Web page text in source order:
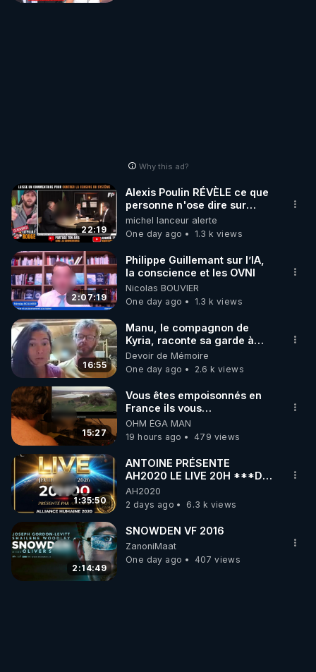
Why this ad?
22:19
Alexis Poulin RÉVÈLE ce que
personne n'ose dire sur
l'Union européenne (C'est
explosif)
michel lanceur alerte
One day ago
1.3 k views
2:07:19
Philippe Guillemant sur l’IA,
la conscience et les OVNI
Nicolas BOUVIER
One day ago
1.3 k views
16:55
Manu, le compagnon de
Kyria, raconte sa garde à
vue musclée. PARTAGEZ!
Devoir de Mémoire
One day ago
2.6 k views
15:27
Vous êtes empoisonnés en
France ils vous
empoisonnent tranquille
OHM ÉGA MAN
19 hours ago
479 views
1:35:50
ANTOINE PRÉSENTE
AH2020 LE LIVE 20H ***DU
06/08/2026***
AH2020
2 days ago
6.3 k views
2:14:49
SNOWDEN VF 2016
ZanoniMaat
One day ago
407 views